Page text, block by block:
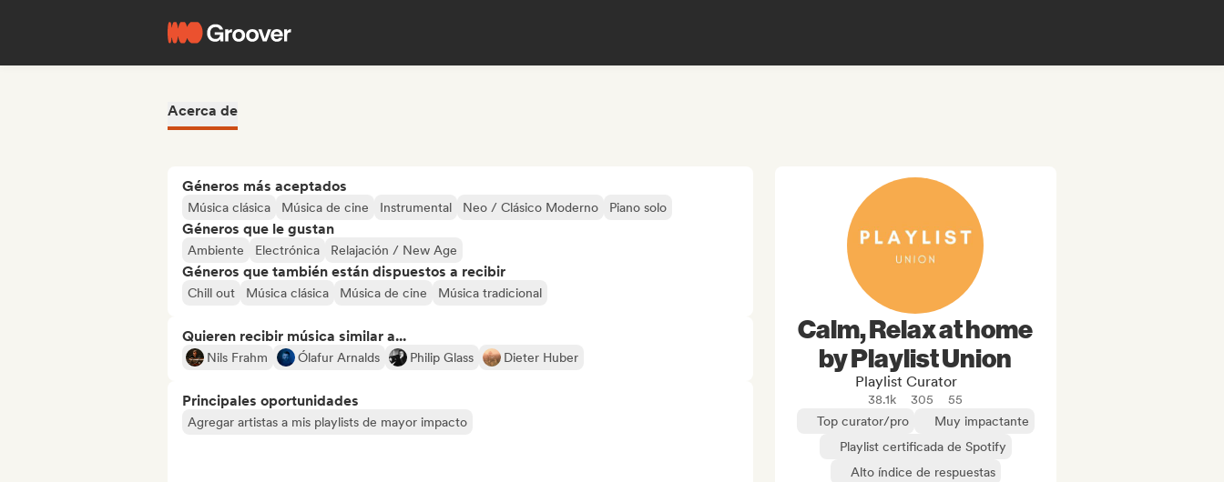
Acerca de
Géneros más aceptados
Música clásica Música de cine Instrumental Neo / Clásico Moderno Piano solo
Géneros que le gustan
Ambiente Electrónica Relajación / New Age
Géneros que también están dispuestos a recibir
Chill out Música clásica Música de cine Música tradicional
Quieren recibir música similar a...
Nils Frahm Ólafur Arnalds Philip Glass Dieter Huber
Principales oportunidades
Agregar artistas a mis playlists de mayor impacto
Calm, Relax at home
by Playlist Union
Playlist Curator
38.1k 305
55
Top curator/pro
Muy impactante
Playlist certificada de Spotify
Alto índice de respuestas